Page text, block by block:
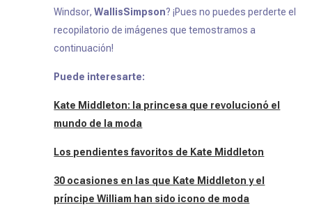
Windsor,WallisSimpson? ¡Pues no puedes perderte el
recopilatorio de imágenes que temostramos a
continuación!
Puede interesarte:
Kate Middleton: la princesa que revolucionó el
mundo de la moda
Los pendientes favoritos de Kate Middleton
30 ocasiones en las que Kate Middleton y el
príncipe William han sido icono de moda